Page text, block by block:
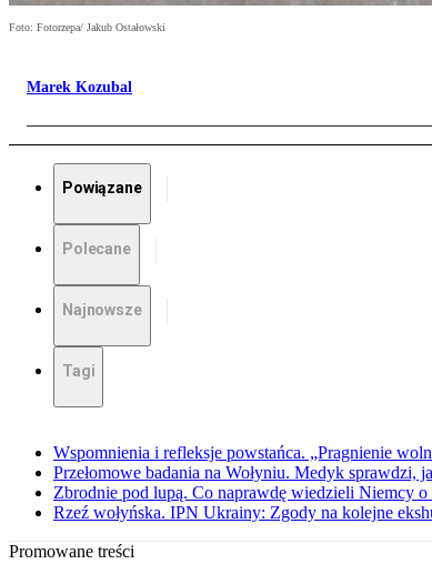
Foto: Fotorzepa/ Jakub Ostałowski
Marek Kozubal
Powiązane
Polecane
Najnowsze
Tagi
Wspomnienia i refleksje powstańca. „Pragnienie
Przełomowe badania na Wołyniu. Medyk
Zbrodnie pod lupą. Co naprawdę wiedzieli Niemcy o
Rzeź wołyńska. IPN Ukrainy: Zgody na kolejne
Promowane treści